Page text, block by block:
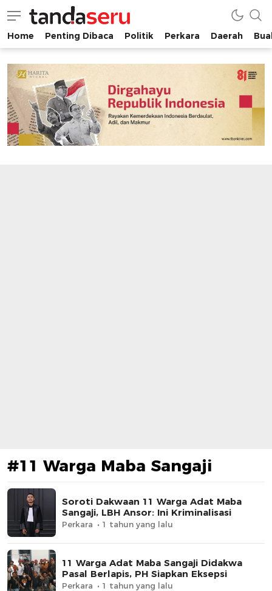
tandaseru.com | Penting Dibaca
tandaseru.com
Home Penting Dibaca Politik Perkara Daerah
#11 Warga Maba Sangaji
Soroti Dakwaan 11 Warga Adat Maba
Sangaji, LBH Ansor: Ini Kriminalisasi
Perkara 1 tahun yang lalu
11 Warga Adat Maba Sangaji Didakwa
Pasal Berlapis, PH Siapkan Eksepsi
Perkara 1 tahun yang lalu